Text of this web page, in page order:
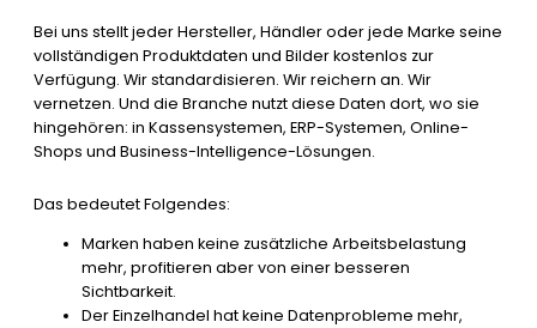
Bei uns stellt jeder Hersteller, Händler oder jede Marke seine
vollständigen Produktdaten und Bilder kostenlos zur
Verfügung. Wir standardisieren. Wir reichern an. Wir
vernetzen. Und die Branche nutzt diese Daten dort, wo sie
hingehören: in Kassensystemen, ERP-Systemen, Online-
Shops und Business-Intelligence-Lösungen.
Das bedeutet Folgendes:
Marken haben keine zusätzliche Arbeitsbelastung
mehr, profitieren aber von einer besseren
Sichtbarkeit.
Der Einzelhandel hat keine Datenprobleme mehr,